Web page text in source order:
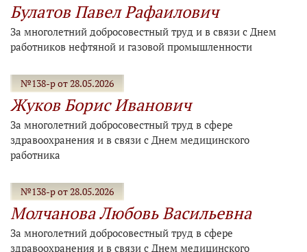
Булатов Павел Рафаилович
За многолетний добросовестный труд и в связи с Днем
работников нефтяной и газовой промышленности
№138-р от 28.05.2026
Жуков Борис Иванович
За многолетний добросовестный труд в сфере
здравоохранения и в связи с Днем медицинского
работника
№138-р от 28.05.2026
Молчанова Любовь Васильевна
За многолетний добросовестный труд в сфере
здравоохранения и в связи с Днем медицинского